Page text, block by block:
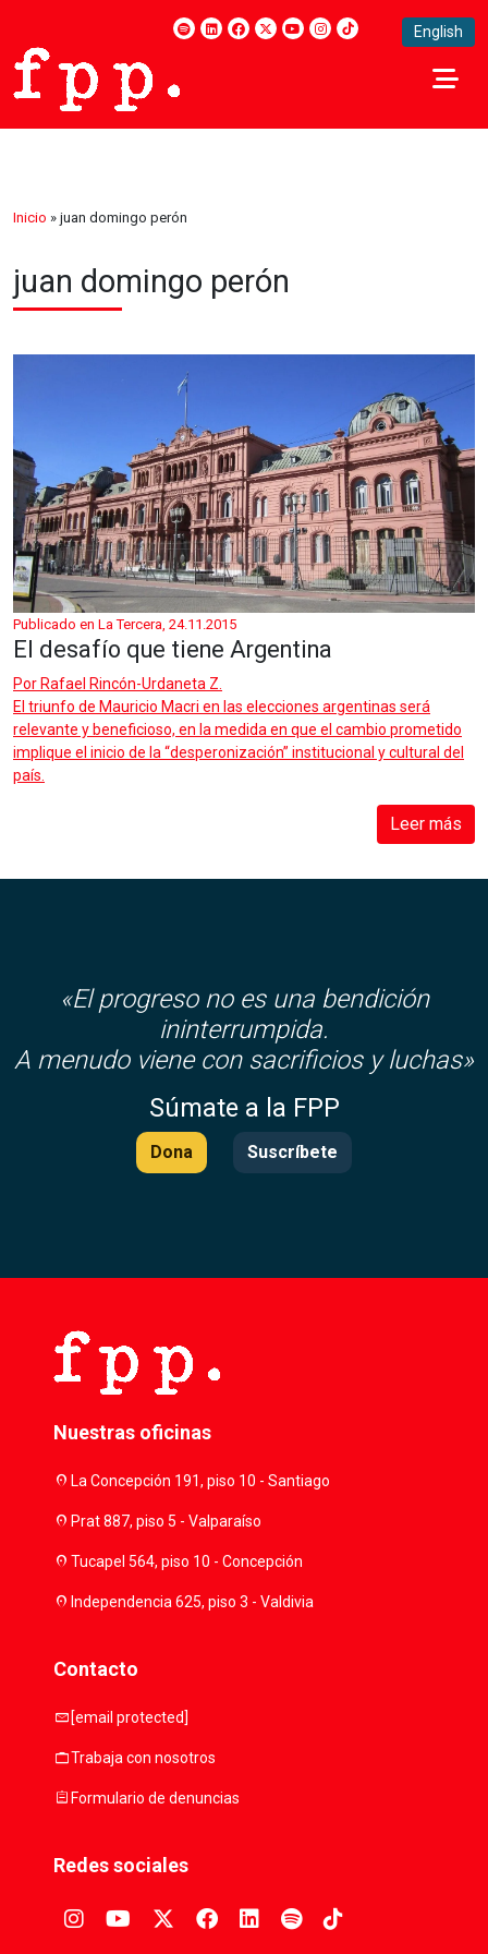
English
Inicio » juan domingo perón
juan domingo perón
Publicado en La Tercera, 24.11.2015
El desafío que tiene Argentina
Por Rafael Rincón-Urdaneta Z.
El triunfo de Mauricio Macri en las elecciones argentinas será
relevante y beneficioso, en la medida en que el cambio prometido
implique el inicio de la “desperonización” institucional y cultural del
país.
Leer más
«El progreso no es una bendición
ininterrumpida.
A menudo viene con sacrificios y luchas»
Súmate a la FPP
Dona Suscríbete
Nuestras oficinas
location_onLa Concepción 191, piso 10 - Santiago
location_onPrat 887, piso 5 - Valparaíso
location_onTucapel 564, piso 10 - Concepción
location_onIndependencia 625, piso 3 - Valdivia
Contacto
mail [email protected]
workTrabaja con nosotros
assignmentFormulario de denuncias
Redes sociales